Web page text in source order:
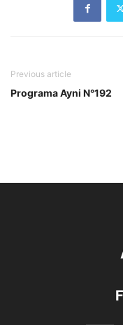
Previous article
Programa Ayni N°192